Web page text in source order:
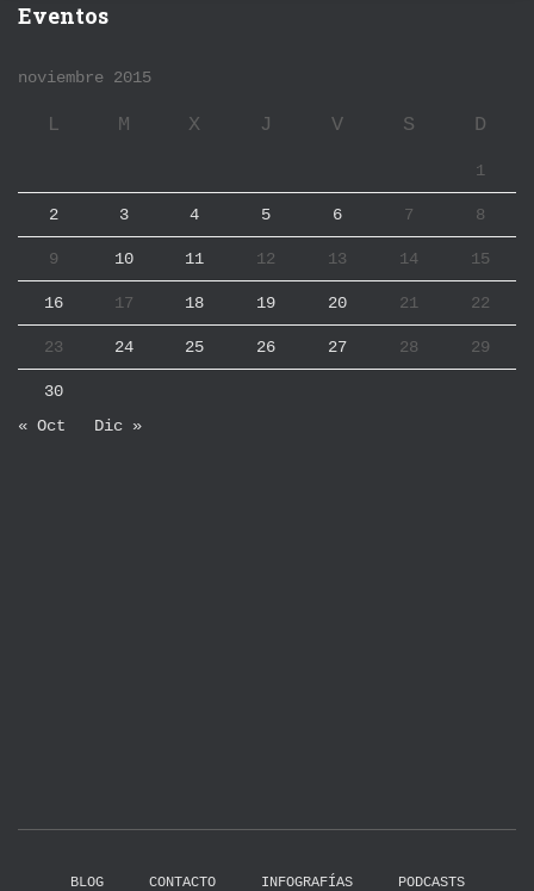
Eventos
noviembre 2015
L M X J V S D
1
2 3 4 5 6 7 8
9 10 11 12 13 14 15
16 17 18 19 20 21 22
23 24 25 26 27 28 29
30
« Oct
Dic »
BLOG CONTACTO INFOGRAFÍAS PODCASTS